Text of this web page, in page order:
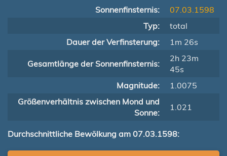
Sonnenfinsternis:
07.03.1598
Typ:
total
Dauer der Verfinsterung:
1m 26s
Gesamtlänge der Sonnenfinsternis:
2h 23m
45s
Magnitude:
1.0075
Größenverhältnis zwischen Mond und
Sonne:
1.021
Durchschnittliche Bewölkung am 07.03.1598: